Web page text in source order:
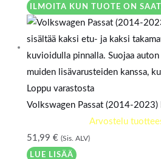
ILMOITA KUN TUOTE ON
Loppu varastosta
Volkswagen Passat (2014-2023)
Arvostelu
51,99 € (Sis. ALV)
LUE LISÄÄ